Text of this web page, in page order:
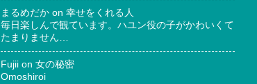
まるめだか on 幸せをくれる人
毎日楽しんで観ています。ハユン役の子がかわいくて
たまりません…
Fujii on 女の秘密
Omoshiroi